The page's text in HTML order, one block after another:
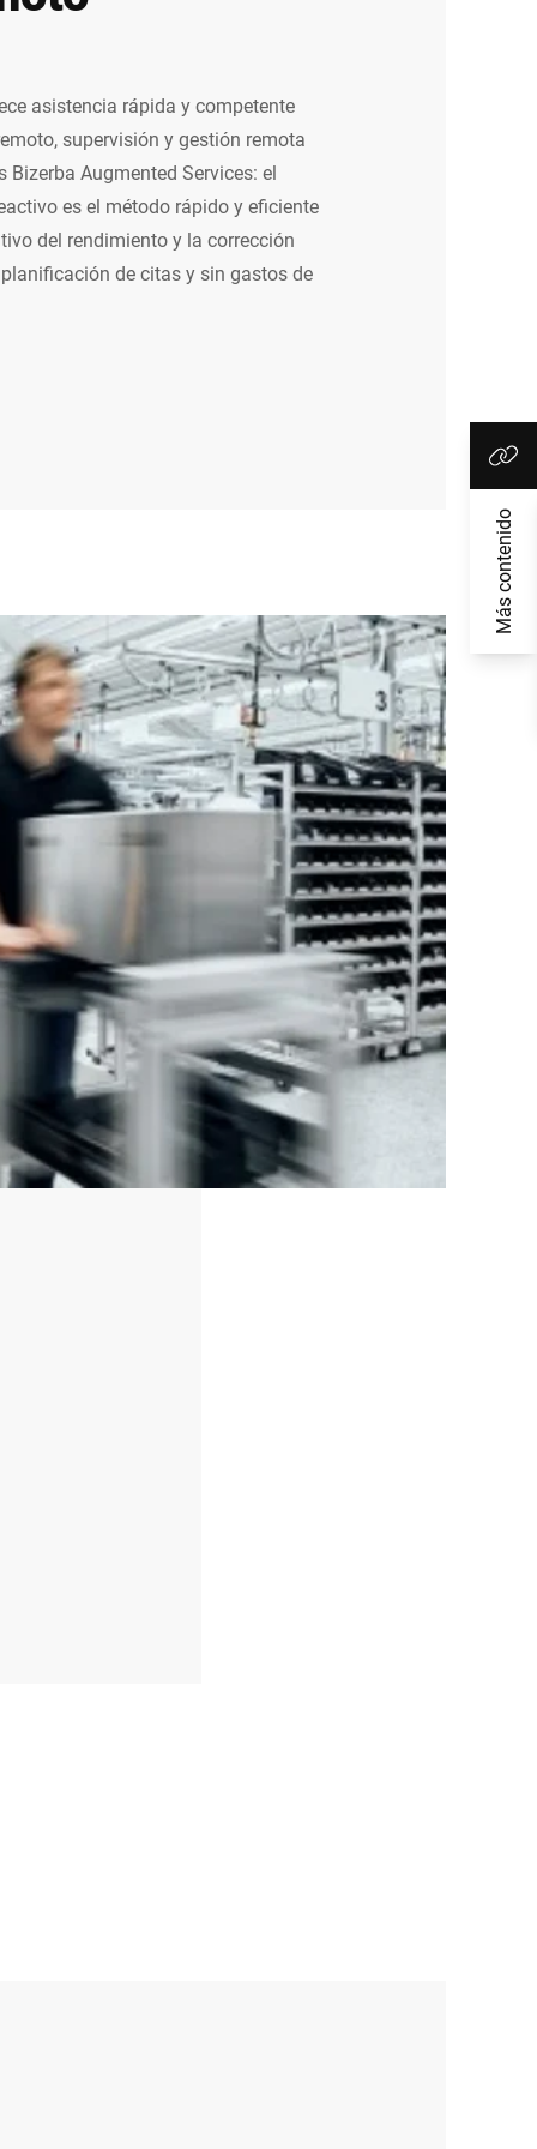
asistencia rápida y competente
supervisión y gestión remota
Augmented Services: el
es el método rápido y eficiente
del rendimiento y la corrección
de citas y sin gastos de
Más contenido